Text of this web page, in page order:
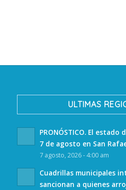
ULTIMAS
PRONÓSTICO. El
7 de agosto en San
7 agosto, 2026 - 4:00 am
Cuadrillas municipales
sancionan a quienes